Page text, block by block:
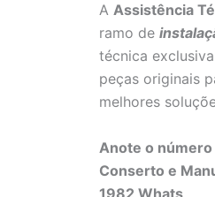
A Assistência
ramo de
técnica
peças originais
melhores
Anote o
Conserto e
1982 Whats